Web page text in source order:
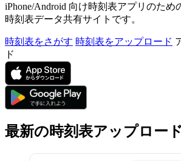
iPhone/Android 向け時刻表アプリのため
時刻表データ共有サイトです。
時刻表をさがす 時刻表をアップロード
ド
最新の時刻表アップロード